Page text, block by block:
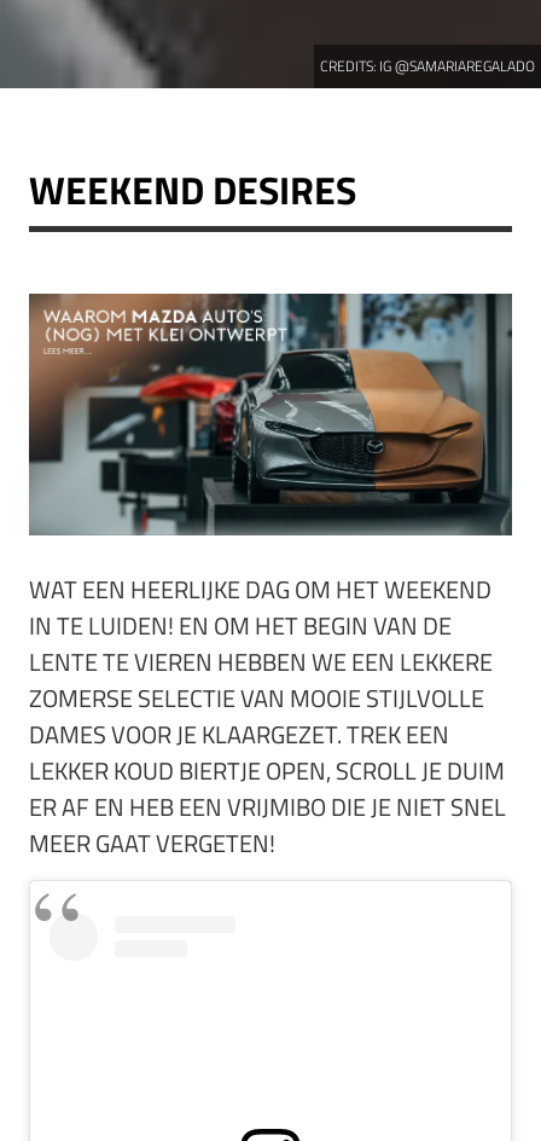
CREDITS: IG @SAMARIAREGALADO
WEEKEND DESIRES
WAT EEN HEERLIJKE DAG OM HET WEEKEND
IN TE LUIDEN! EN OM HET BEGIN VAN DE
LENTE TE VIEREN HEBBEN WE EEN LEKKERE
ZOMERSE SELECTIE VAN MOOIE STIJLVOLLE
DAMES VOOR JE KLAARGEZET. TREK EEN
LEKKER KOUD BIERTJE OPEN, SCROLL JE DUIM
ER AF EN HEB EEN VRIJMIBO DIE JE NIET SNEL
MEER GAAT VERGETEN!